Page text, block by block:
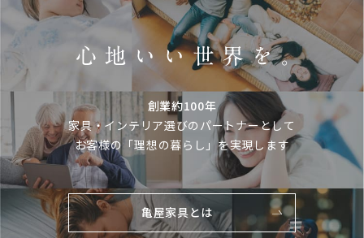
創業約100年
家具・インテリア選びのパートナーとして
お客様の「理想の暮らし」を実現します
亀屋家具とは